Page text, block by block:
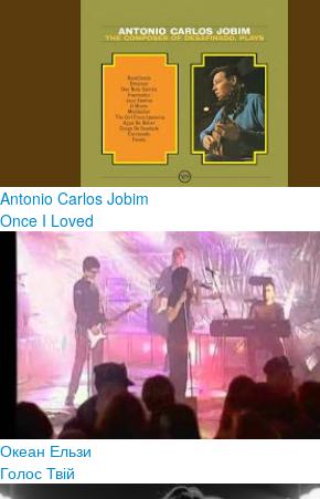
Antonio Carlos Jobim
Once I Loved
Океан Ельзи
Голос Твій